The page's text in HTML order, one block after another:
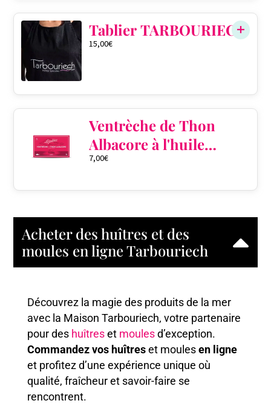
Tablier TARBOURIECH
15,00€
Ventrèche de Thon
Albacore à l'huile
d'olive
7,00€
Acheter des huîtres et des
moules en ligne Tarbouriech
Découvrez la magie des produits de la mer
avec la Maison Tarbouriech, votre partenaire
pour des huîtreset moulesd’exception.
Commandez vos huîtreset moulesen ligne
et profitez d’une expérience unique où
qualité, fraîcheur et savoir-faire se
rencontrent.